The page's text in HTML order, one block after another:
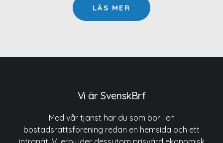
LÄS MER
Vi är SvenskBrf
Med vår tjänst har du som bor i en
bostadsrättsförening redan en hemsida och ett